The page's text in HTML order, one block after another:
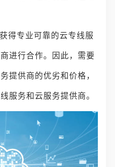
得专业可靠的云专线服
进行合作。因此，需要
提供商的优劣和价格，
服务和云服务提供商。